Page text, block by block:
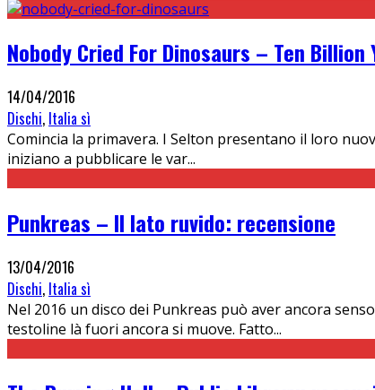
Nobody Cried For Dinosaurs – Ten
14/04/2016
Dischi, Italia sì
Comincia la primavera. I Selton presentano il loro
iniziano a pubblicare le var...
Punkreas – Il lato ruvido: recensione
13/04/2016
Dischi, Italia sì
Nel 2016 un disco dei Punkreas può aver ancora
testoline là fuori ancora si muove. Fatto...